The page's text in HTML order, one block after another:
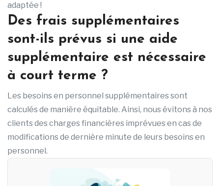
adaptée !
Des frais supplémentaires
sont-ils prévus si une aide
supplémentaire est nécessaire
à court terme ?
Les besoins en personnel supplémentaires sont
calculés de manière équitable. Ainsi, nous évitons à nos
clients des charges financières imprévues en cas de
modifications de dernière minute de leurs besoins en
personnel.